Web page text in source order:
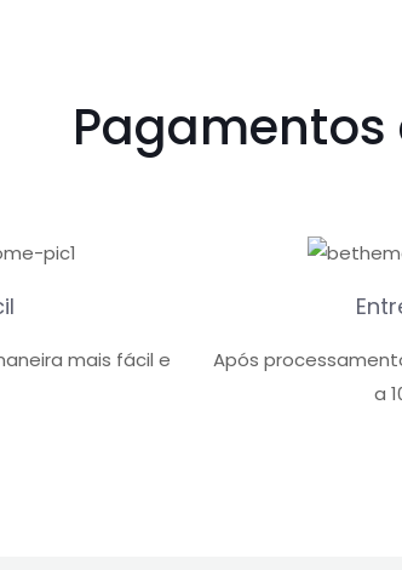
Pagamentos
mais fácil e
Após
a